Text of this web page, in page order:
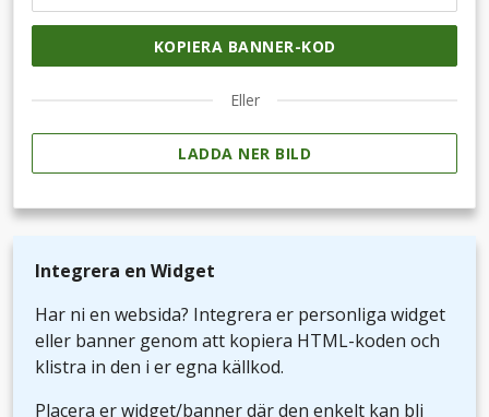
KOPIERA BANNER-KOD
Eller
LADDA NER BILD
Integrera en Widget
Har ni en websida? Integrera er personliga widget
eller banner genom att kopiera HTML-koden och
klistra in den i er egna källkod.
Placera er widget/banner där den enkelt kan bli